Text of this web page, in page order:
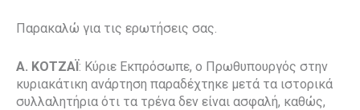
Παρακαλώ για τις ερωτήσεις σας.
Α. ΚΟΤΖΑΪ: Κύριε Εκπρόσωπε, ο Πρωθυπουργός στην
κυριακάτικη ανάρτηση παραδέχτηκε μετά τα ιστορικά
συλλαλητήρια ότι τα τρένα δεν είναι ασφαλή, καθώς,